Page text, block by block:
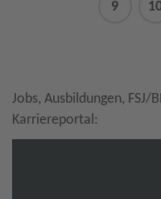
9
Jobs, Ausbildungen, FSJ/
Karriereportal: